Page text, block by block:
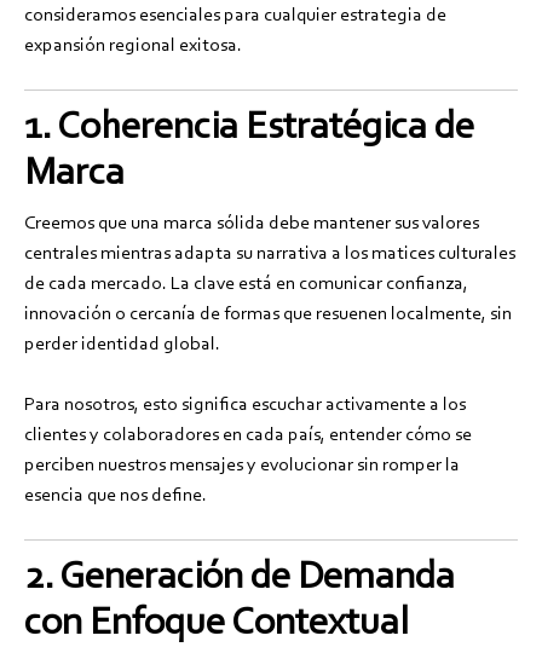
consideramos esenciales para cualquier estrategia de
expansión regional exitosa.
1. Coherencia Estratégica de
Marca
Creemos que una marca sólida debe mantener sus valores
centrales mientras adapta su narrativa a los matices culturales
de cada mercado. La clave está en comunicar confianza,
innovación o cercanía de formas que resuenen localmente, sin
perder identidad global.
Para nosotros, esto significa escuchar activamente a los
clientes y colaboradores en cada país, entender cómo se
perciben nuestros mensajes y evolucionar sin romper la
esencia que nos define.
2. Generación de Demanda
con Enfoque Contextual